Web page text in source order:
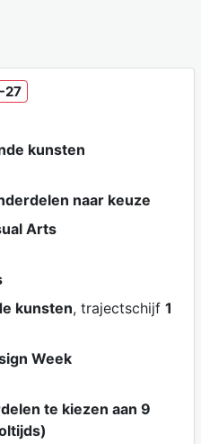
27
kunsten
naar keuze
Arts
kunsten, trajectschijf 1
Week
te kiezen aan 9